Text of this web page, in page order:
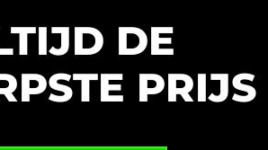
DE
PRIJS